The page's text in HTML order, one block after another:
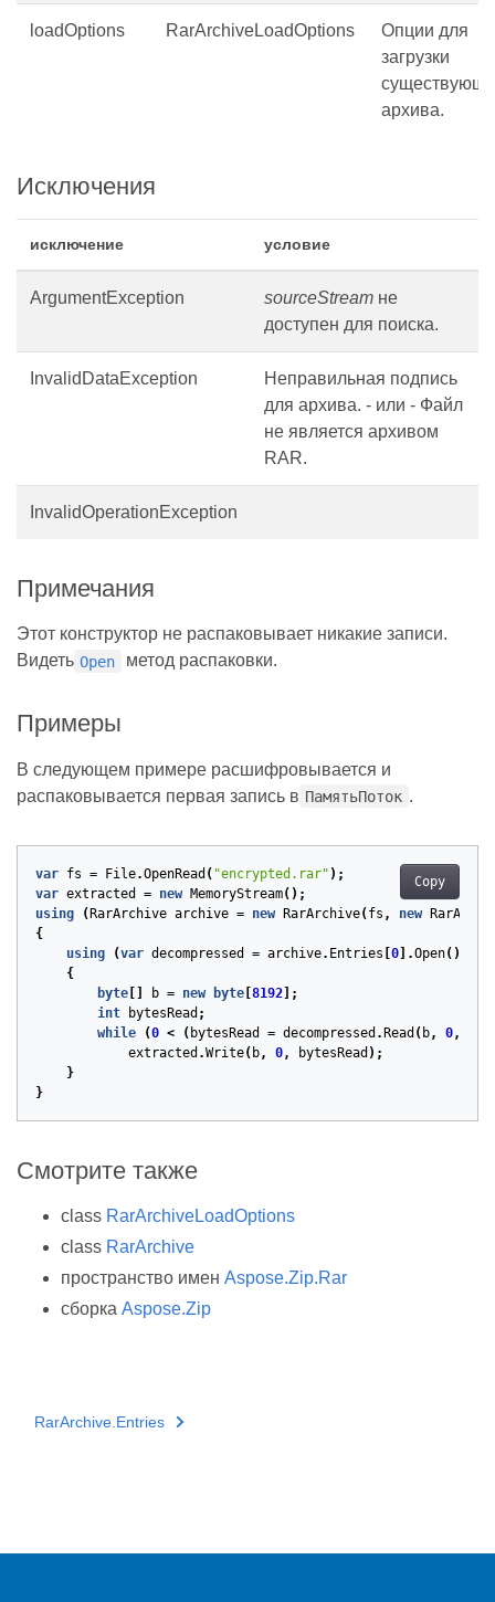
loadOptions RarArchiveLoadOptions
Опции для
загрузки
архива.
Исключения
исключение условие
ArgumentException sourceStream не
доступен для поиска.
InvalidDataException
Неправильная подпись
для архива. - или - Файл
не является архивом
RAR.
InvalidOperationException
Примечания
Этот конструктор не распаковывает никакие записи.
Видеть Open метод распаковки.
Примеры
В следующем примере расшифровывается и
распаковывается первая запись в ПамятьПоток .
Copy
var fs = File.OpenRead ( "encrypted.rar" );
var extracted = new MemoryStream();
using
(RarArchive archive = new RarArchive(fs , new
{
using
(var decompressed = archive. Entries [0].Open())
{
byte [] b = new byte [8192];
int
bytesRead ;
while
(0 < ( bytesRead = decompressed .Read ( b, 0,
extracted .Write( b, 0, bytesRead );
}
}
Смотрите также
class RarArchiveLoadOptions
class RarArchive
пространство имен Aspose.Zip.Rar
сборка Aspose.Zip
RarArchive.Entries